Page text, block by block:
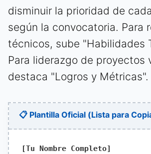
disminuir la prioridad de
según la convocatoria. Para
técnicos, sube "Habilidades
Para liderazgo de proyectos
destaca "Logros y Métricas".
📋 Plantilla Oficial (Lista para
[Tu Nombre Completo]